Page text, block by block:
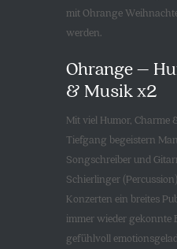
mit Ohrange
werden.
Ohrange –
& Musik x2
Mit viel Humor, Charme
Tiefgang begeistern
Songschreiber und
Schierlinger
Konzerten ein breites
immer wieder gekonnte
gefühlvoll